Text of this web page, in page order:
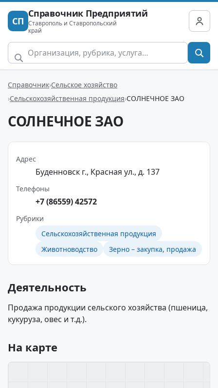
СП
Справочник Предприятий
Ставрополь и Ставропольский
край
Справочник Сельское хозяйство
Сельскохозяйственная продукция СОЛНЕЧНОЕ ЗАО
СОЛНЕЧНОЕ ЗАО
Адрес
Буденновск г., Красная ул., д. 137
Телефоны
+7 (86559) 42572
Рубрики
Сельскохозяйственная продукция
Животноводство
Зерно – закупка, продажа
Деятельность
Продажа продукции сельского хозяйства (пшеница,
кукуруза, овес и т.д.).
На карте